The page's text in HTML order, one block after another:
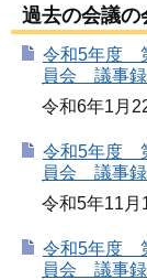
過去の会議の
令和5年度
員会 議事録
令和6年1月
令和5年度
員会 議事録
令和5年11月
令和5年度
員会 議事録